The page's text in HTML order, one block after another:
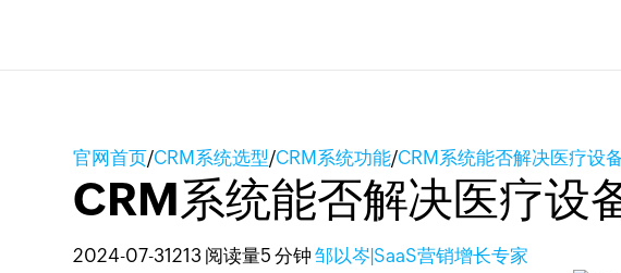
官网首页/CRM系统选型/CRM系统功能/CRM系统能否解决医疗设
CRM系统能否解决医疗设
2024-07-31213 阅读量5 分钟 邹以岑|SaaS营销增长专家